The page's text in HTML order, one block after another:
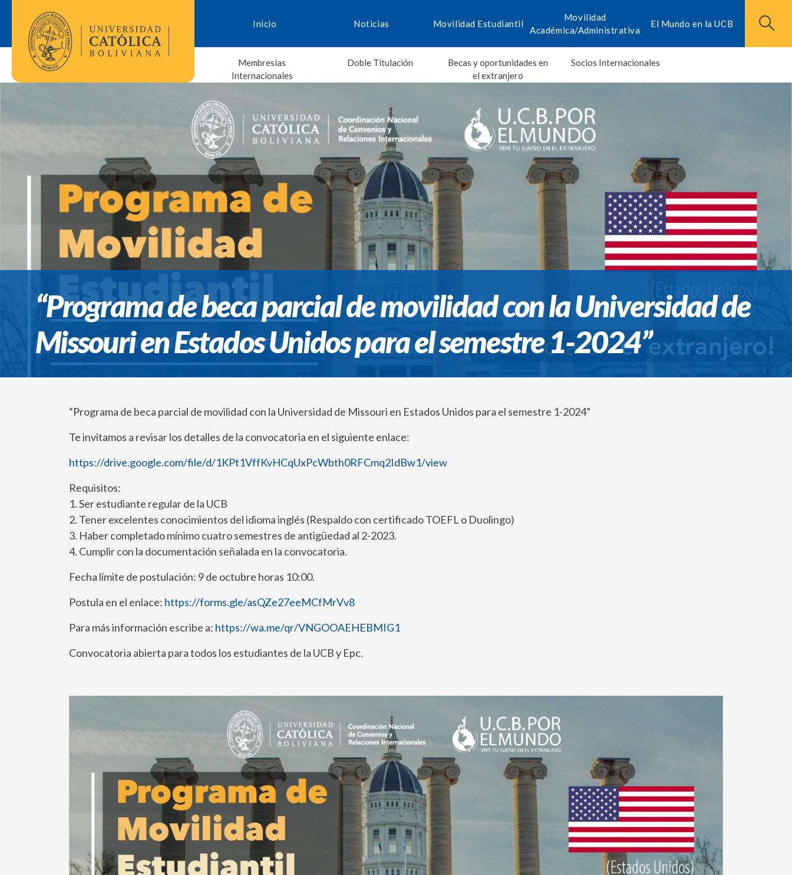
Inicio Noticias Movilidad Estudiantil
Movilidad
Académica/Administrativa
El Mundo en la UCB
Membresías
Internacionales
Doble Titulación
Becas y oportunidades en
el extranjero
Socios Internacionales
“Programa de beca parcial de movilidad con la Universidad de
Missouri en Estados Unidos para el semestre 1-2024”
“Programa de beca parcial de movilidad con la Universidad de Missouri en Estados Unidos para el semestre 1-2024”
Te invitamos a revisar los detalles de la convocatoria en el siguiente enlace:
https://drive.google.com/file/d/1KPt1VffKvHCqUxPcWbth0RFCmq2IdBw1/view
Requisitos:
1. Ser estudiante regular de la UCB
2. Tener excelentes conocimientos del idioma inglés (Respaldo con certificado TOEFL o Duolingo)
3. Haber completado mínimo cuatro semestres de antigüedad al 2-2023.
4. Cumplir con la documentación señalada en la convocatoria.
Fecha límite de postulación: 9 de octubre horas 10:00.
Postula en el enlace: https://forms.gle/asQZe27eeMCfMrVv8
Para más información escribe a: https://wa.me/qr/VNGOOAEHEBMIG1
Convocatoria abierta para todos los estudiantes de la UCB y Epc.